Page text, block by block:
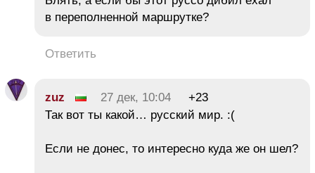
в переполненной маршрутке?
Ответить
zuz 27 дек, 10:04
+23
Так вот ты какой… русский мир. :(
Если не донес, то интересно куда же он шел?